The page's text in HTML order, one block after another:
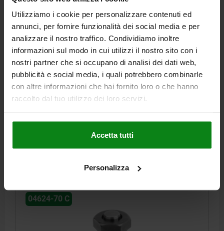
Utilizziamo i cookie per personalizzare contenuti ed
annunci, per fornire funzionalità dei social media e per
analizzare il nostro traffico. Condividiamo inoltre
informazioni sul modo in cui utilizzi il nostro sito con i
nostri partner che si occupano di analisi dei dati web,
pubblicità e social media, i quali potrebbero combinarle
con altre informazioni che hai fornito loro o che hanno
raccolto dal tuo utilizzo dei loro servizi.
Accetta tutti
Personalizza
CILINDRO A VITE IDRAULICO, FORMA:C AD AZIONE
SINGOLA, DK=25, HUB=16, CANALI FORATI ACCIAIO
FORMA=C DIAMETRO PISTONE=25
CORSA=16
TIPO DI ATTACCO=CANALI FORATI D=7 G=M38X1,5
H=72,5
H1=45,5
H2=11 H3=18 H8=26,5 H9=10 H10=45
L=52
SW=41 FORZA DI SERRAGGIO A 100 BAR (KN) =4,9
FORZA DI SERRAGGIO A 400 BAR (KN)=19,6
FORZA DI RICHIAMO MINIMA DELLA MOLLA (N)=125
FABBISOGNO DI OLIO / 10 MM CORSA (CM³) =4,91
04624-70 C